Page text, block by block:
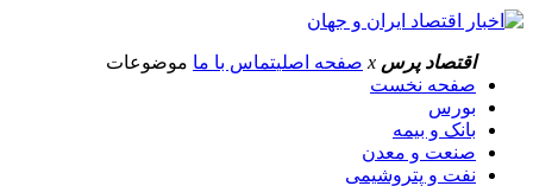
اقتصاد پرس x صفحه اصلیتماس با ما موضوعات
صفحه نخست
بورس
بانک و بیمه
صنعت و معدن
نفت و پتروشیمی